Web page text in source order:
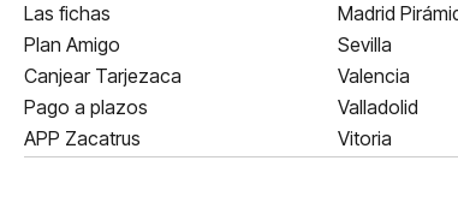
Las fichas
Plan Amigo
Canjear Tarjezaca
Pago a plazos
APP Zacatrus
Madrid
Sevilla
Valencia
Valladolid
Vitoria